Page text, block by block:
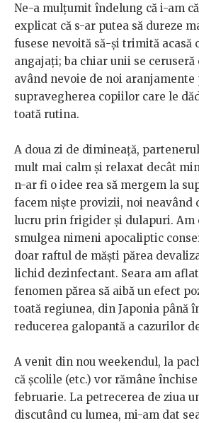
Ne-a mulțumit îndelung că i-am
explicat că s-ar putea să dureze
fusese nevoită să-şi trimită acasă
angajați; ba chiar unii se ceruseră
având nevoie de noi aranjamente
supravegherea copiilor care le
toată rutina.
A doua zi de dimineață,
mult mai calm şi relaxat decât
n-ar fi o idee rea să mergem la
facem nişte provizii, noi neavând
lucru prin frigider şi dulapuri. Am
smulgea nimeni apocaliptic
doar raftul de măşti părea
lichid dezinfectant. Seara am aflat
fenomen părea să aibă un efect
toată regiunea, din Japonia până
reducerea galopantă a cazurilor
A venit din nou weekendul, la
că şcolile (etc.) vor rămâne
februarie. La petrecerea de ziua
discutând cu lumea, mi-am dat